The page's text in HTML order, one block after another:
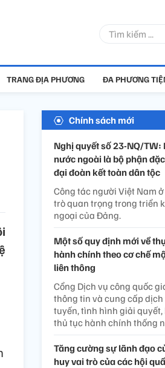
TRANG ĐỊA PHƯƠNG ĐA PHƯƠNG
Chính sách mới
Nghị quyết số 23-NQ/TW:
nước ngoài là bộ phận
đại đoàn kết toàn dân tộc
Công tác người Việt Nam
trò quan trọng trong triển
ngoại của Đảng.
Một số quy định mới về
hành chính theo cơ chế
liên thông
Cổng Dịch vụ công quốc
thông tin và cung cấp
tuyến, tình hình giải
thủ tục hành chính thống
Tăng cường sự lãnh đạo
huy vai trò của các hội